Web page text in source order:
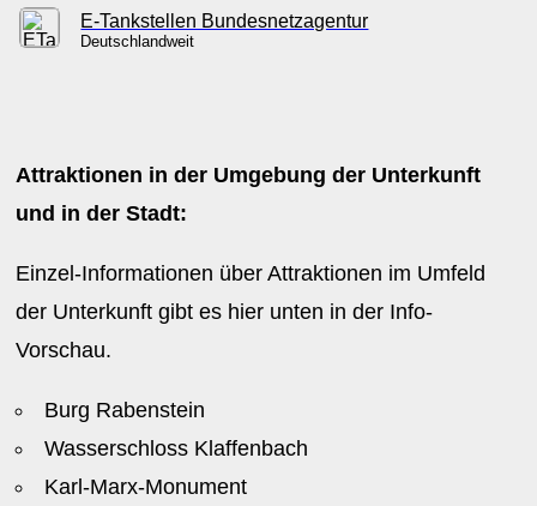
E-Tankstellen Bundesnetzagentur
Deutschlandweit
Attraktionen in der Umgebung der Unterkunft
und in der Stadt:
Einzel-Informationen über Attraktionen im Umfeld
der Unterkunft gibt es hier unten in der Info-
Vorschau.
Burg Rabenstein
Wasserschloss Klaffenbach
Karl-Marx-Monument